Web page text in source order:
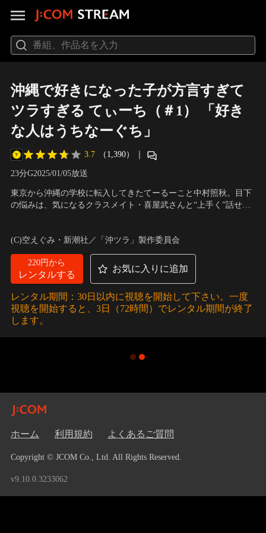
沖縄で好きになった子が方言すぎて
ツラすぎる てぃーち（＃1） 「好き
な人はうちなーぐち」
3.7 （1,390） ｜
23分G2025/01/05放送
東京から沖縄の学校に転入してきたてーるーこと中村照秋。目下
の悩みは、気になるクラスメイト・喜屋武さんと“上手く”話せな
にも手を差し伸べてくれる人がいて……。
(C)空えぐみ・新潮社／「沖ツラ」製作委員会
220円から
レンタルする
お気に入りに追加
レンタル期間：30日以内に視聴を開始して下さい。一度
視聴を開始すると、3日（72時間）でレンタル期間が終了
します。
ホーム 利用規約 よくあるご質問
Copyright © JCOM Co., Ltd. All Rights Reserved.
v9.10.0.3233062